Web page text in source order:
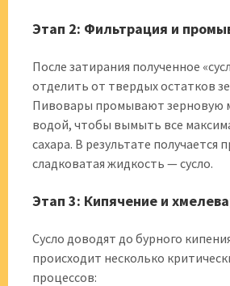
Этап 2: Фильтрация и
После затирания полученное
отделить от твердых остатков
Пивовары промывают зерновую
водой, чтобы вымыть все
сахара. В результате получается
сладковатая жидкость — сусло.
Этап 3: Кипячение и
Сусло доводят до бурного
происходит несколько
процессов: